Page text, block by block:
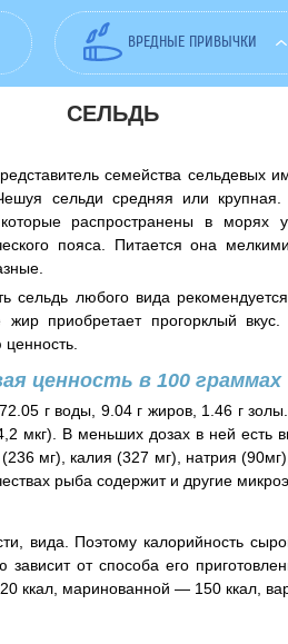
ВРЕДНЫЕ ПРИВЫЧКИ
СЕЛЬДЬ
семейства сельдевых
сельди средняя или
распространены в морях
пояса. Питается она
сельдь любого вида
жир приобретает прогорклый
ценность в 100 граммах
г воды, 9.04 г жиров, 1.46 г
мкг). В меньших дозах в ней есть
мг), калия (327 мг), натрия
рыба содержит и другие
вида. Поэтому калорийность
зависит от способа его
ккал, маринованной — 150 ккал,